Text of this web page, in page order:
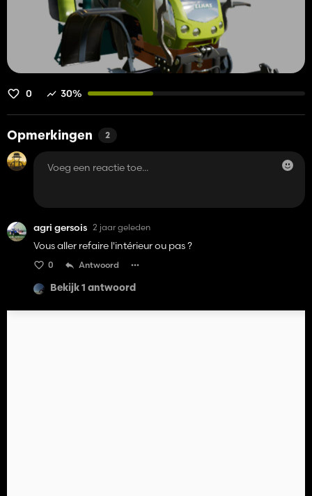
0 30%
Opmerkingen 2
agri gersois 2 jaar geleden
Vous aller refaire l'intérieur ou pas ?
0 Antwoord
Bekijk 1 antwoord